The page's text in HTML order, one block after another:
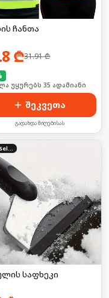
ჩანთა
₾31.91₾
24სთ-ში იყიდა 46-მა
შეკვეთა
გადახდა მიღებისას
Best Seller
საფხეკი